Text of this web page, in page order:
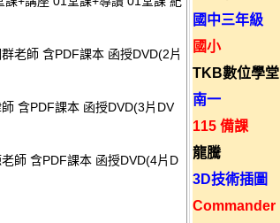
老師 含PDF課本 函授DVD(2片
含PDF課本 函授DVD(3片DV
師 含PDF課本 函授DVD(4片D
國中三年級
國小
TKB數位學堂
南一
115 備課
龍騰
3D技術插圖
Commander